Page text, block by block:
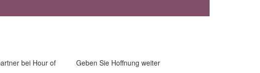
bei Hour of
Geben Sie Hoffnung weiter